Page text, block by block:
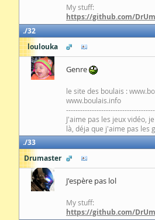
My stuff:
https://github.com/
32
loulouka
Genre
le site des boulais :
www.boulais.info
J'aime pas les jeux vidéo,
là, déja que j'aime pas les
33
Drumaster
J'espère pas lol
My stuff:
https://github.com/